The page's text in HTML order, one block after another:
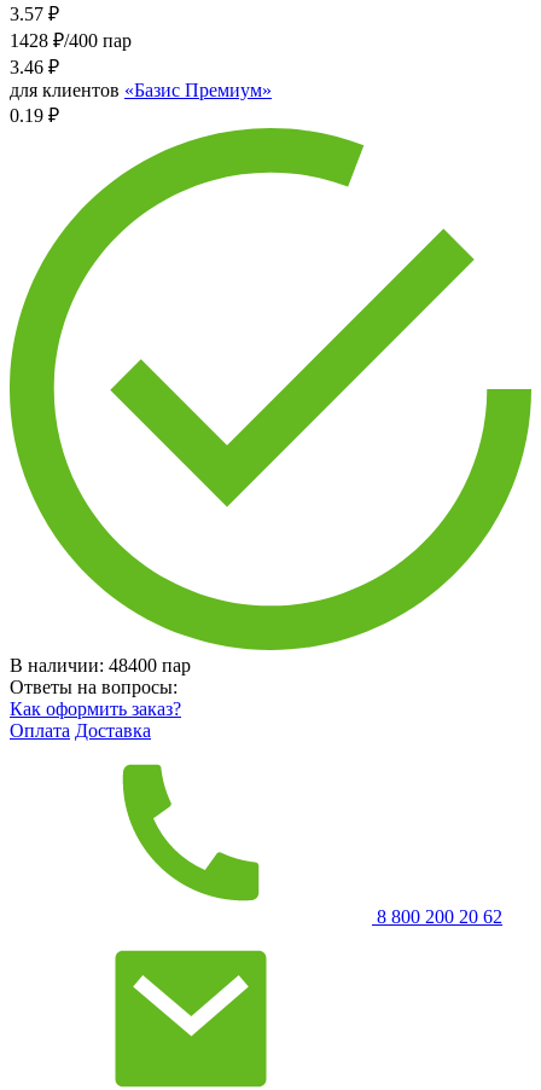
3.57 ₽
1428 ₽/400 пар
3.46 ₽
для клиентов «Базис Премиум»
0.19 ₽
В наличии: 48400 пар
Ответы на вопросы:
Как оформить заказ?
Оплата Доставка
8 800 200 20 62